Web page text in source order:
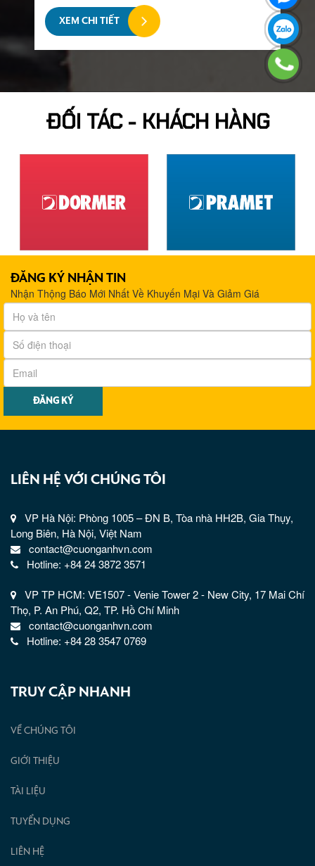
XEM CHI TIẾT
ĐỐI TÁC - KHÁCH HÀNG
ĐĂNG KÝ NHẬN TIN
Nhận Thộng Báo Mới Nhất Về Khuyến Mại Và Giảm Giá
LIÊN HỆ VỚI CHÚNG TÔI
VP Hà Nội: Phòng 1005 – ĐN B, Tòa nhà HH2B, Gia Thụy,
Long Biên, Hà Nội, Việt Nam
contact@cuonganhvn.com
Hotline: +84 24 3872 3571
VP TP HCM: VE1507 - Venie Tower 2 - New City, 17 Mai Chí
Thọ, P. An Phú, Q2, TP. Hồ Chí Minh
contact@cuonganhvn.com
Hotline: +84 28 3547 0769
TRUY CẬP NHANH
VỀ CHÚNG TÔI
GIỚI THIỆU
TÀI LIỆU
TUYỂN DỤNG
LIÊN HỆ